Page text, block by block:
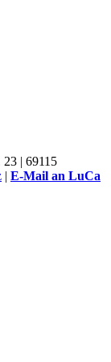
| 69115
| E-Mail an LuCa